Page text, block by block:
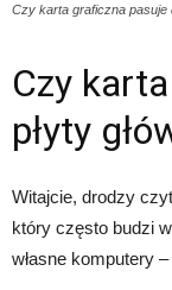
Czy karta graficzna pasuje
Czy
płyty
Witajcie, drodzy
który często budzi
własne komputery